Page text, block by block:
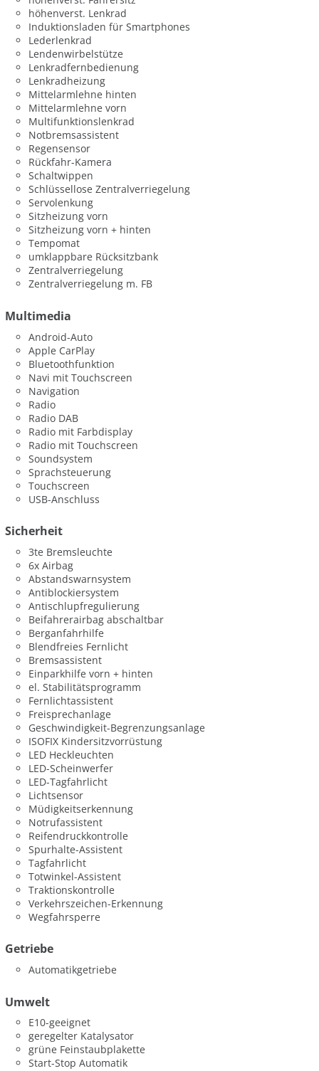
höhenverst. Lenkrad
Induktionsladen für Smartphones
Lederlenkrad
Lendenwirbelstütze
Lenkradfernbedienung
Lenkradheizung
Mittelarmlehne hinten
Mittelarmlehne vorn
Multifunktionslenkrad
Notbremsassistent
Regensensor
Rückfahr-Kamera
Schaltwippen
Schlüssellose Zentralverriegelung
Servolenkung
Sitzheizung vorn
Sitzheizung vorn + hinten
Tempomat
umklappbare Rücksitzbank
Zentralverriegelung
Zentralverriegelung m. FB
Multimedia
Android-Auto
Apple CarPlay
Bluetoothfunktion
Navi mit Touchscreen
Navigation
Radio
Radio DAB
Radio mit Farbdisplay
Radio mit Touchscreen
Soundsystem
Sprachsteuerung
Touchscreen
USB-Anschluss
Sicherheit
3te Bremsleuchte
6x Airbag
Abstandswarnsystem
Antiblockiersystem
Antischlupfregulierung
Beifahrerairbag abschaltbar
Berganfahrhilfe
Blendfreies Fernlicht
Bremsassistent
Einparkhilfe vorn + hinten
el. Stabilitätsprogramm
Fernlichtassistent
Freisprechanlage
Geschwindigkeit-Begrenzungsanlage
ISOFIX Kindersitzvorrüstung
LED Heckleuchten
LED-Scheinwerfer
LED-Tagfahrlicht
Lichtsensor
Müdigkeitserkennung
Notrufassistent
Reifendruckkontrolle
Spurhalte-Assistent
Tagfahrlicht
Totwinkel-Assistent
Traktionskontrolle
Verkehrszeichen-Erkennung
Wegfahrsperre
Getriebe
Automatikgetriebe
Umwelt
E10-geeignet
geregelter Katalysator
grüne Feinstaubplakette
Start-Stop Automatik